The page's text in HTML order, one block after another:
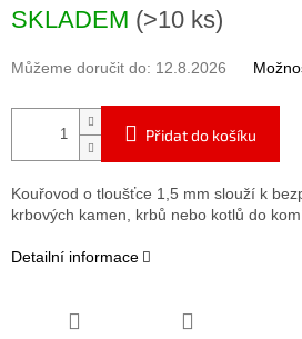
cena:
SKLADEM (>10 ks)
Můžeme doručit do: 12.8.2026
Přidat do košíku
Kouřovod o tloušťce 1,5 mm slouží k
krbových kamen, krbů nebo kotlů do
Detailní informace